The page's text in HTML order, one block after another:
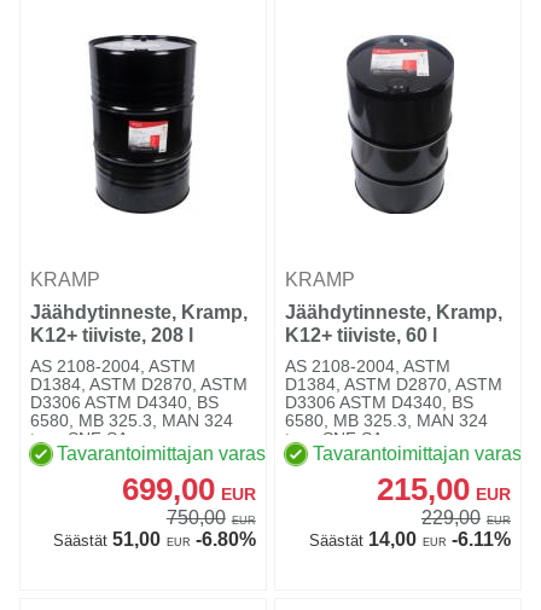
KRAMP
Jäähdytinneste, Kramp,
K12+ tiiviste, 208 l
AS 2108-2004, ASTM
D1384, ASTM D2870, ASTM
D3306 ASTM D4340, BS
6580, MB 325.3, MAN 324
type SNF SA...
Tavarantoimittajan varastossa
699,00 EUR
750,00 EUR
Säästät51,00 EUR -6.80%
KRAMP
Jäähdytinneste, Kramp,
K12+ tiiviste, 60 l
AS 2108-2004, ASTM
D1384, ASTM D2870, ASTM
D3306 ASTM D4340, BS
6580, MB 325.3, MAN 324
type SNF SA...
Tavarantoimittajan
215,00 EUR
229,00 EUR
Säästät14,00 EUR -6.11%